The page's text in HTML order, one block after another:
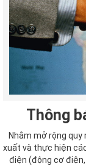
Thông
Nhằm mở rộng
xuất và thực hiện
điện (động cơ